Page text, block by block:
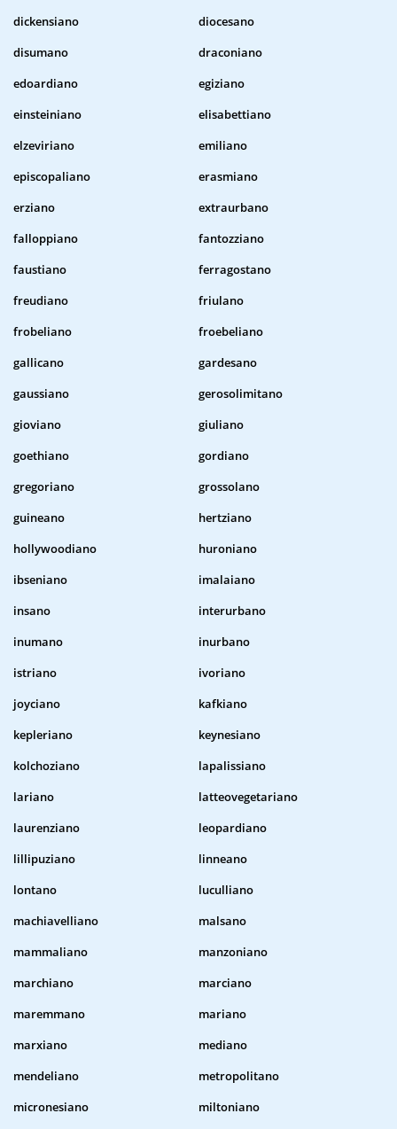
dickensiano
diocesano
disumano
draconiano
edoardiano
egiziano
einsteiniano
elisabettiano
elzeviriano
emiliano
episcopaliano
erasmiano
erziano
extraurbano
falloppiano
fantozziano
faustiano
ferragostano
freudiano
friulano
frobeliano
froebeliano
gallicano
gardesano
gaussiano
gerosolimitano
gioviano
giuliano
goethiano
gordiano
gregoriano
grossolano
guineano
hertziano
hollywoodiano
huroniano
ibseniano
imalaiano
insano
interurbano
inumano
inurbano
istriano
ivoriano
joyciano
kafkiano
kepleriano
keynesiano
kolchoziano
lapalissiano
lariano
latteovegetariano
laurenziano
leopardiano
lillipuziano
linneano
lontano
luculliano
machiavelliano
malsano
mammaliano
manzoniano
marchiano
marciano
maremmano
mariano
marxiano
mediano
mendeliano
metropolitano
micronesiano
miltoniano